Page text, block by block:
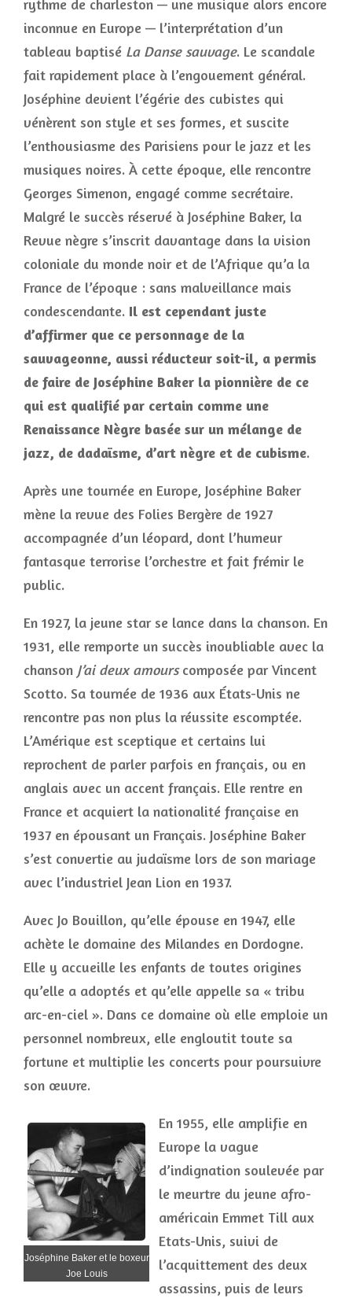
rythme de charleston — une musique alors encore
inconnue en Europe — l’interprétation d’un
tableau baptisé La Danse sauvage. Le scandale
fait rapidement place à l’engouement général.
Joséphine devient l’égérie des cubistes qui
vénèrent son style et ses formes, et suscite
l’enthousiasme des Parisiens pour le jazz et les
musiques noires. À cette époque, elle rencontre
Georges Simenon, engagé comme secrétaire.
Malgré le succès réservé à Joséphine Baker, la
Revue nègre s’inscrit davantage dans la vision
coloniale du monde noir et de l’Afrique qu’a la
France de l’époque : sans malveillance mais
condescendante. Il est cependant juste
d’affirmer que ce personnage de la
sauvageonne, aussi réducteur soit-il, a permis
de faire de Joséphine Baker la pionnière de ce
qui est qualifié par certain comme une
Renaissance Nègre basée sur un mélange de
jazz, de dadaïsme, d’art nègre et de cubisme.
Après une tournée en Europe, Joséphine Baker
mène la revue des Folies Bergère de 1927
accompagnée d’un léopard, dont l’humeur
fantasque terrorise l’orchestre et fait frémir le
public.
En 1927, la jeune star se lance dans la chanson. En
1931, elle remporte un succès inoubliable avec la
chanson J’ai deux amourscomposée par Vincent
Scotto. Sa tournée de 1936 aux États-Unis ne
rencontre pas non plus la réussite escomptée.
L’Amérique est sceptique et certains lui
reprochent de parler parfois en français, ou en
anglais avec un accent français. Elle rentre en
France et acquiert la nationalité française en
1937 en épousant un Français. Joséphine Baker
s’est convertie au judaïsme lors de son mariage
avec l’industriel Jean Lion en 1937.
Avec Jo Bouillon, qu’elle épouse en 1947, elle
achète le domaine des Milandes en Dordogne.
Elle y accueille les enfants de toutes origines
qu’elle a adoptés et qu’elle appelle sa « tribu
arc-en-ciel ». Dans ce domaine où elle emploie un
personnel nombreux, elle engloutit toute sa
fortune et multiplie les concerts pour poursuivre
son œuvre.
Joséphine Baker et le boxeur
Joe Louis
En 1955, elle amplifie en
Europe la vague
d’indignation soulevée par
le meurtre du jeune afro-
américain Emmet Till aux
Etats-Unis, suivi de
l’acquittement des deux
assassins, puis de leurs